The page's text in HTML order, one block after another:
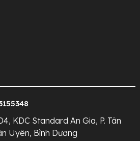
KDC Standard An Gia, P. Tân
Uyên, Bình Dương